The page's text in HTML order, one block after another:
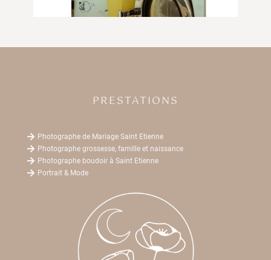
PRESTATIONS
 Photographe de Mariage Saint Etienne
 Photographe grossesse, famille et naissance
 Photographe boudoir à Saint Etienne
 Portrait & Mode